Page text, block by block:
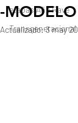
etapas Año Rave
-
Actualizado:3 may